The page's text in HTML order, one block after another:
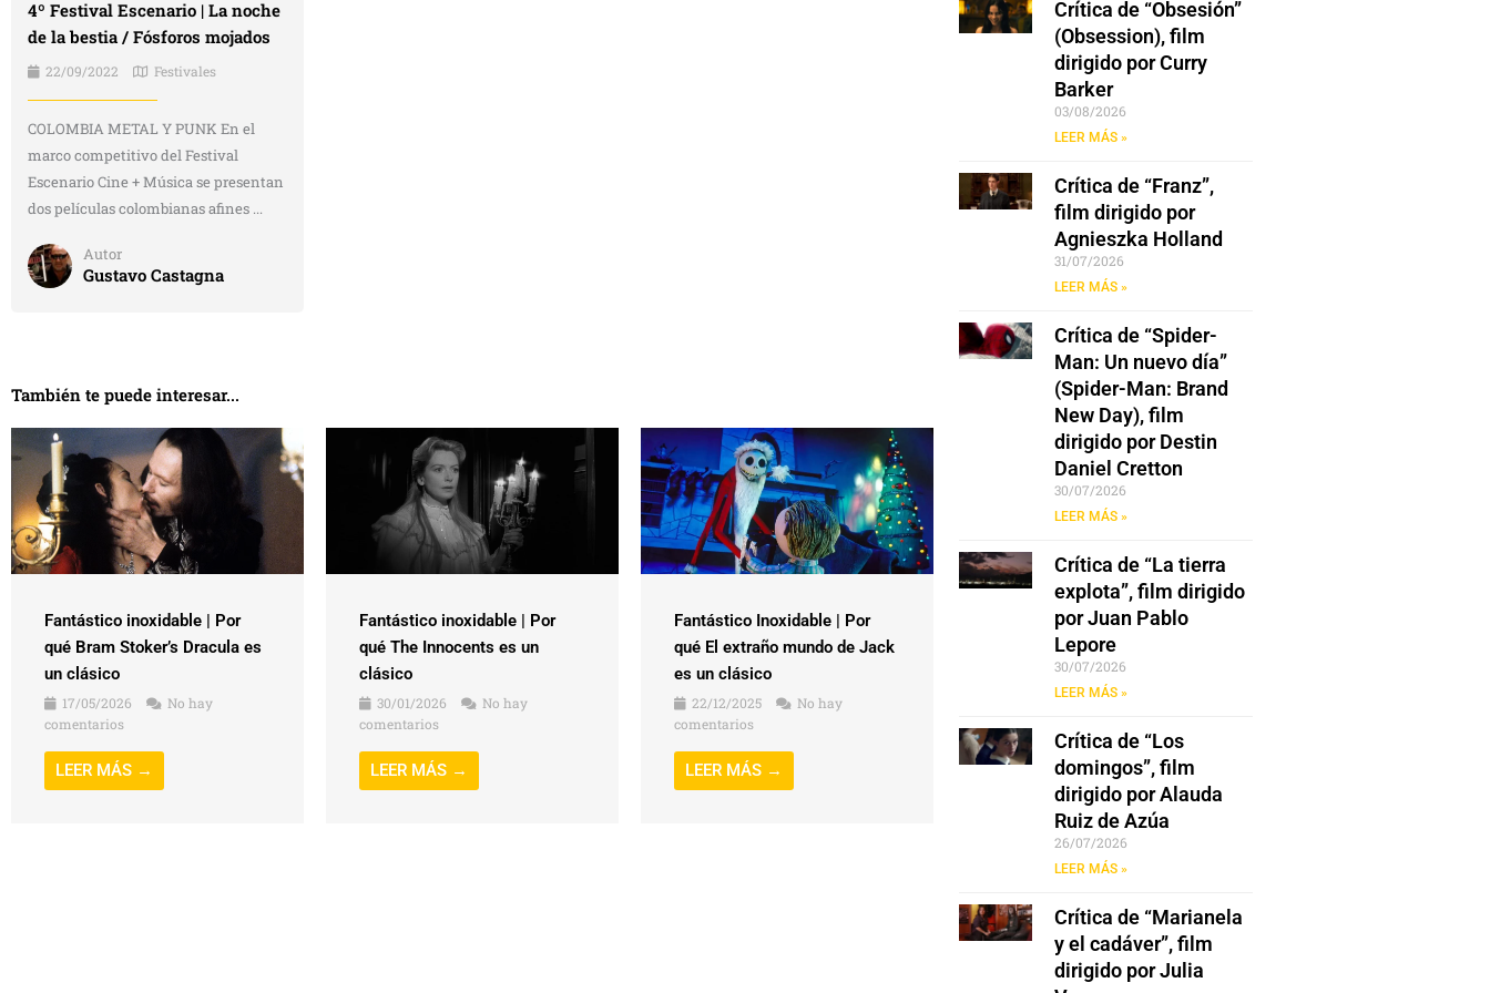
4º Festival Escenario | La noche
de la bestia / Fósforos mojados
22/09/2022 Festivales
COLOMBIA METAL Y PUNK En el
marco competitivo del Festival
Escenario Cine + Música se presentan
dos películas colombianas afines ...
Autor
Gustavo Castagna
También te puede interesar...
Fantástico inoxidable | Por
qué Bram Stoker’s Dracula es
un clásico
17/05/2026
No hay
comentarios
LEER MÁS →
Fantástico inoxidable | Por
qué The Innocents es un
clásico
30/01/2026
No hay
comentarios
LEER MÁS →
Fantástico Inoxidable | Por
qué El extraño mundo de Jack
es un clásico
22/12/2025
No hay
comentarios
LEER MÁS →
Crítica de “Obsesión”
(Obsession), film
dirigido por Curry
Barker
03/08/2026
LEER MÁS »
Crítica de “Franz”,
film dirigido por
Agnieszka Holland
31/07/2026
LEER MÁS »
Crítica de “Spider-
Man: Un nuevo día”
(Spider-Man: Brand
New Day), film
dirigido por Destin
Daniel Cretton
30/07/2026
LEER MÁS »
Crítica de “La tierra
explota”, film dirigido
por Juan Pablo
Lepore
30/07/2026
LEER MÁS »
Crítica de “Los
domingos”, film
dirigido por Alauda
Ruiz de Azúa
26/07/2026
LEER MÁS »
Crítica de “Marianela
y el cadáver”, film
dirigido por Julia